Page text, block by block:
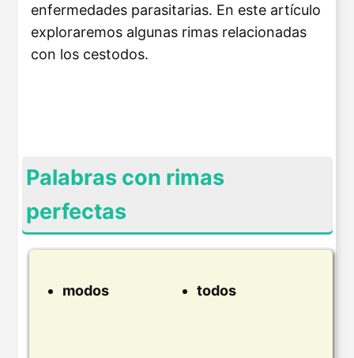
enfermedades parasitarias. En este artículo
exploraremos algunas rimas relacionadas
con los cestodos.
Palabras con rimas
perfectas
modos todos